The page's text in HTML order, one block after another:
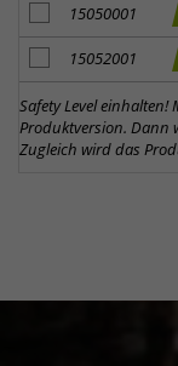
Artikel zum
15050001
Artikel zum
15052001
Safety Level einhalten!
Produktversion. Dann
Zugleich wird das